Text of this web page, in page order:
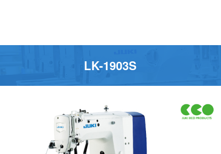
LK-1903S